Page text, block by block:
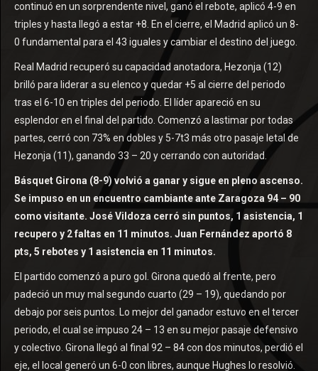
continuó en un sorprendente nivel, ganó el rebote, aplicó 4-9 en
triples y hasta llegó a estar +8. En el cierre, el Madrid aplicó un 8-
0 fundamental para el 43 iguales y cambiar el destino del juego.
Real Madrid recuperó su capacidad anotadora, Hezonja (12)
brilló para liderar a su elenco y quedar +5 al cierre del periodo
tras el 6-10 en triples del periodo. El líder apareció en su
esplendor en el final del partido. Comenzó a lastimar por todas
partes, cerró con 73% en dobles y 5-7t3 más otro pasaje letal de
Hezonja (11), ganando 33 – 20 y cerrando con autoridad.
Básquet Girona (8-9) volvió a ganar y sigue en pleno ascenso.
Se impuso en un encuentro cambiante ante Zaragoza 94 – 90
como visitante. José Vildoza cerró sin puntos, 1 asistencia, 1
recupero y 2 faltas en 11 minutos. Juan Fernández aportó 8
pts, 5 rebotes y 1 asistencia en 11 minutos.
El partido comenzó a puro gol. Girona quedó al frente, pero
padeció un muy mal segundo cuarto (29 – 19), quedando por
debajo por seis puntos. Lo mejor del ganador estuvo en el tercer
periodo, el cual se impuso 24 – 13 en su mejor pasaje defensivo
y colectivo. Girona llegó al final 92 – 84 con dos minutos, perdió el
eje, el local generó un 6-0 con libres, aunque Hughes lo resolvió.